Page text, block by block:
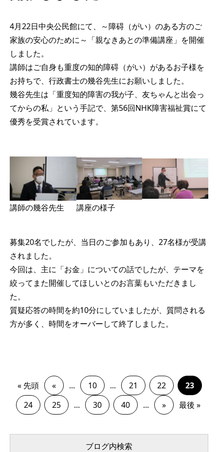
ブログ内検索
4月22日中央公民館にて、～障碍（がい）のある方のご
家族の安心のために～「親なきあとの準備講座」を開催
しました。
講師はご自身も重度の知的障碍（がい）があるお子様を
お持ちで、行政書士の幾谷先生にお願いしました。
幾谷先生は「重度知的障害の我が子、友ちゃんと出会っ
てからの私」という手記で、第56回NHK障害福祉賞にて
優秀を受賞されています。
講師の幾谷先生 講座の様子
募集20名でしたが、当日のご参加もあり、27名様が受講
されました。
今回は、主に「お金」についての話でしたが、テーマを
絞ってまた開催してほしいとのお言葉もいただきまし
た。
質疑応答の時間を約10分にしていましたが、質問される
方が多く、時間をオーバーして終了しました。
« 先頭 « ... 10 ... 21 22
23
24
25 ... 30 40 ... » 最後 »